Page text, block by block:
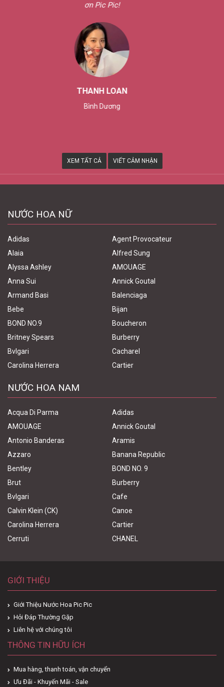
nhanh nữa, có hai mẫu thử. Mùi thơm lắm chị ơi, em rất thích.
XUÂN TRƯỜNG
Đà Lạt
XEM TẤT CẢ VIẾT CẢM NHẬN
NƯỚC HOA NỮ
Adidas
Agent Provocateur
Alaia
Alfred Sung
Alyssa Ashley
AMOUAGE
Anna Sui
Annick Goutal
Armand Basi
Balenciaga
Bebe
Bijan
BOND NO.9
Boucheron
Britney Spears
Burberry
Bvlgari
Cacharel
Carolina Herrera
Cartier
NƯỚC HOA NAM
Acqua Di Parma
Adidas
AMOUAGE
Annick Goutal
Antonio Banderas
Aramis
Azzaro
Banana Republic
Bentley
BOND NO. 9
Brut
Burberry
Bvlgari
Cafe
Calvin Klein (CK)
Canoe
Carolina Herrera
Cartier
Cerruti
CHANEL
GIỚI THIỆU
Giới Thiệu Nước Hoa Pic Pic
Hỏi Đáp Thường Gặp
Liên hệ với chúng tôi
THÔNG TIN HỮU ÍCH
Mua hàng, thanh toán, vận chuyển
Ưu Đãi - Khuyến Mãi - Sale